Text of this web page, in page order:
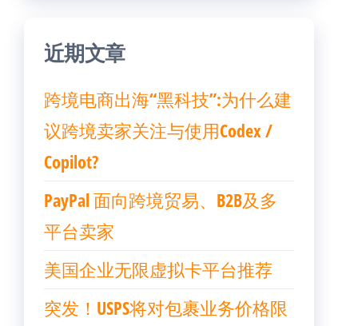
近期文章
跨境电商出海“黑科技”:为什么建
议跨境卖家关注与使用Codex /
Copilot?
PayPal 面向跨境贸易、B2B及多
平台卖家
美国企业无限虚拟卡平台推荐
突发！USPS将对包裹业务价格限